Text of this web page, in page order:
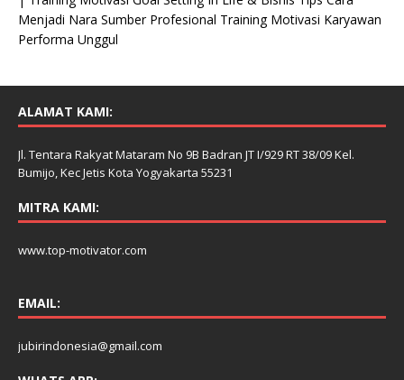
Menjadi Nara Sumber Profesional Training Motivasi Karyawan
Performa Unggul
ALAMAT KAMI:
Jl. Tentara Rakyat Mataram No 9B Badran JT I/929 RT 38/09 Kel.
Bumijo, Kec Jetis Kota Yogyakarta 55231
MITRA KAMI:
www.top-motivator.com
EMAIL:
jubirindonesia@gmail.com